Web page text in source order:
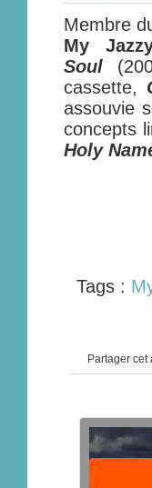
Membre
My
Soul
cassette,
assouvie
concepts
Holy
Tags :
Partager cet